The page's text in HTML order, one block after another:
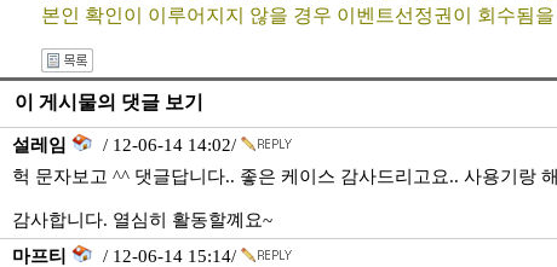
본인 확인이 이루어지지 않을 경우 이벤트선정권이 회수됨
이 게시물의 댓글 보기
설레임
/ 12-06-14 14:02/
헉 문자보고 ^^ 댓글답니다.. 좋은 케이스 감사드리고요.. 사용기랑
감사합니다. 열심히 활동할꼐요~
마프티
/ 12-06-14 15:14/